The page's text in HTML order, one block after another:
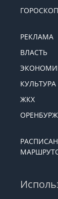
ГОРОСКОП
РЕКЛАМА
ВЛАСТЬ
КУЛЬТУРА
ЖКХ